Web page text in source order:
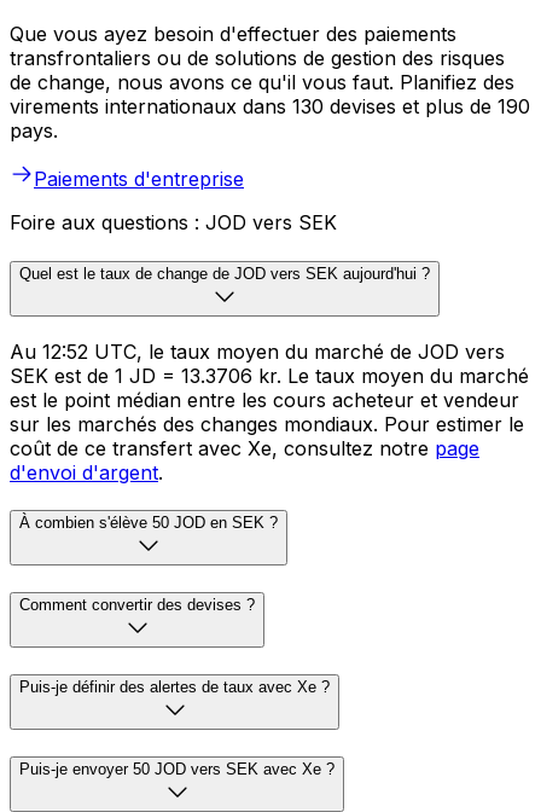
Que vous ayez besoin d'effectuer des paiements
transfrontaliers ou de solutions de gestion des risques
de change, nous avons ce qu'il vous faut. Planifiez des
virements internationaux dans 130 devises et plus de 190
pays.
Paiements d'entreprise
Foire aux questions : JOD vers SEK
Quel est le taux de change de JOD vers SEK aujourd'hui ?
Au 12:52 UTC, le taux moyen du marché de JOD vers
SEK est de 1 JD = 13.3706 kr. Le taux moyen du marché
est le point médian entre les cours acheteur et vendeur
sur les marchés des changes mondiaux. Pour estimer le
coût de ce transfert avec Xe, consultez notre page
d'envoi d'argent.
À combien s'élève 50 JOD en SEK ?
Comment convertir des devises ?
Puis-je définir des alertes de taux avec Xe ?
Puis-je envoyer 50 JOD vers SEK avec Xe ?